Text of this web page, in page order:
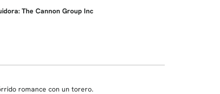
The Cannon Group Inc
romance con un torero.